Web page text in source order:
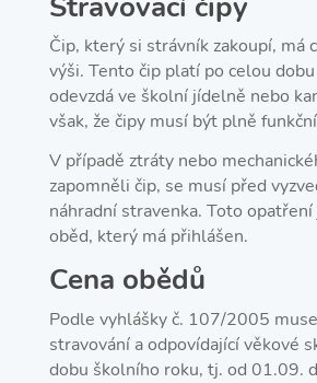
Čip, který si strávník zakoupí, má
výši. Tento čip platí po celou
odevzdá ve školní jídelně nebo
však, že čipy musí být plně
V případě ztráty nebo
zapomněli čip, se musí před
náhradní stravenka. Toto
oběd, který má přihlášen.
Cena obědů
Podle vyhlášky č. 107/2005
stravování a odpovídající věkové
dobu školního roku, tj. od 01.09.